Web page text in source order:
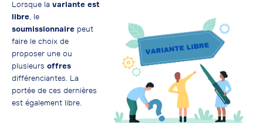
Lorsque la variante est
libre, le
soumissionnaire peut
faire le choix de
proposer une ou
plusieurs offres
différenciantes. La
portée de ces dernières
est également libre.